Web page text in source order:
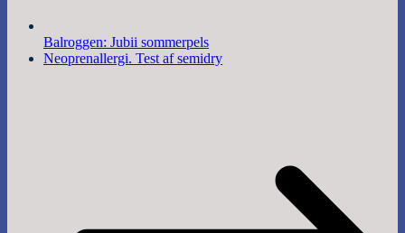
Balroggen: Jubii sommerpels
Neoprenallergi. Test af semidry